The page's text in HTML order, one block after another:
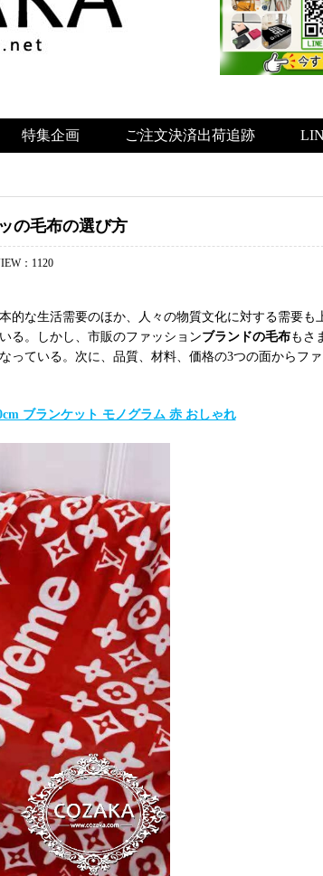
特集企画 ご注文決済出荷追跡
の毛布の選び方
：1120
的な生活需要のほか、人々の物質文化に対する需要も
る。しかし、市販のファッションブランドの毛布もさ
ている。次に、品質、材料、価格の3つの面からファ
ブランケット モノグラム 赤 おしゃれ